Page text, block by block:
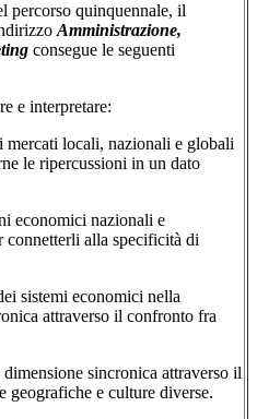
percorso quinquennale, il
Amministrazione,
consegue le seguenti
e interpretare:
mercati locali, nazionali e globali
le ripercussioni in un dato
economici nazionali e
connetterli alla specificità di
sistemi economici nella
attraverso il confronto fra
sincronica attraverso il
geografiche e culture diverse.